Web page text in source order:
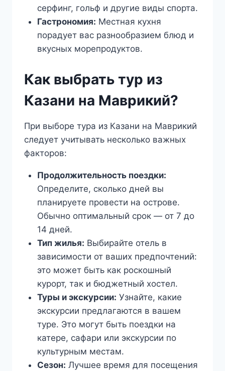
серфинг, гольф и другие виды спорта.
Гастрономия: Местная кухня
порадует вас разнообразием блюд и
вкусных морепродуктов.
Как выбрать тур из
Казани на Маврикий?
При выборе тура из Казани на Маврикий
следует учитывать несколько важных
факторов:
Продолжительность поездки:
Определите, сколько дней вы
планируете провести на острове.
Обычно оптимальный срок — от 7 до
14 дней.
Тип жилья: Выбирайте отель в
зависимости от ваших предпочтений:
это может быть как роскошный
курорт, так и бюджетный хостел.
Туры и экскурсии: Узнайте, какие
экскурсии предлагаются в вашем
туре. Это могут быть поездки на
катере, сафари или экскурсии по
культурным местам.
Сезон: Лучшее время для посещения